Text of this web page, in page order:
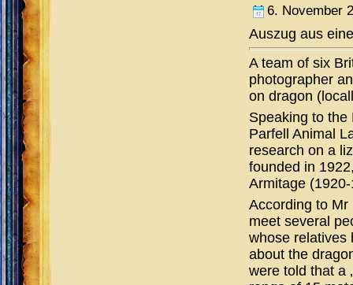
6. November
Auszug aus
A team of six
photographer
on dragon
Speaking to the
Parfell Animal
research on a
founded in
Armitage
According to Mr
meet several
whose relatives
about the
were told that a